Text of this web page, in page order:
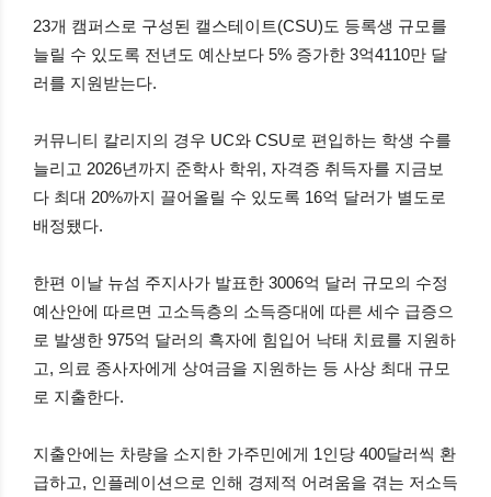
23개 캠퍼스로 구성된 캘스테이트(CSU)도 등록생 규모를
늘릴 수 있도록 전년도 예산보다 5% 증가한 3억4110만 달
러를 지원받는다.
커뮤니티 칼리지의 경우 UC와 CSU로 편입하는 학생 수를
늘리고 2026년까지 준학사 학위, 자격증 취득자를 지금보
다 최대 20%까지 끌어올릴 수 있도록 16억 달러가 별도로
배정됐다.
한편 이날 뉴섬 주지사가 발표한 3006억 달러 규모의 수정
예산안에 따르면 고소득층의 소득증대에 따른 세수 급증으
로 발생한 975억 달러의 흑자에 힘입어 낙태 치료를 지원하
고, 의료 종사자에게 상여금을 지원하는 등 사상 최대 규모
로 지출한다.
지출안에는 차량을 소지한 가주민에게 1인당 400달러씩 환
급하고, 인플레이션으로 인해 경제적 어려움을 겪는 저소득